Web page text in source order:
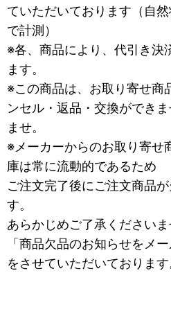
ていただいております（自
で計測）
※各、商品により、代引き決
ます。
※この商品は、お取り寄せ商
ンセル・返品・交換ができ
ませ。
※メーカーからのお取り寄せ
庫は常に流動的であるため
ご注文完了後にご注文商品
す。
あらかじめご了承ください
「商品欠品のお知らせをメ
をさせていただいております